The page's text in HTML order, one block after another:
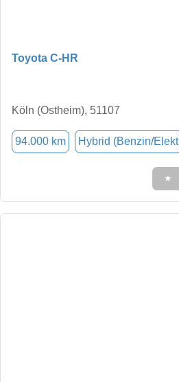
Toyota C-HR
Köln (Ostheim), 51107
94.000 km Hybrid (Benzin/Elekt
★